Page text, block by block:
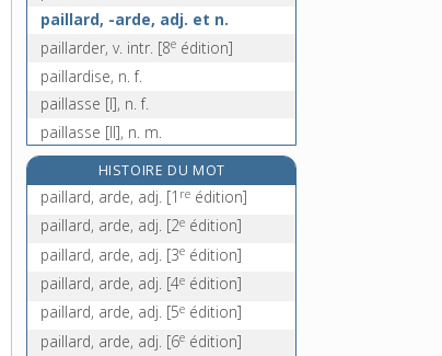
paillard, -arde, adj. et n.
paillarder, v. intr. [8e édition]
paillardise, n. f.
paillasse [I], n. f.
paillasse [II], n. m.
paillasson, n. m.
paillassonnage, n. m.
paillassonner, v. tr.
paillé, -ée, adj.
HISTOIRE DU MOT
paillard, arde, adj. [1 re édition]
paillard, arde, adj. [2e édition]
paillard, arde, adj. [3e édition]
paillard, arde, adj. [4e édition]
paillard, arde, adj. [5e édition]
paillard, arde, adj. [6e édition]